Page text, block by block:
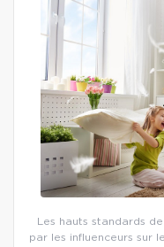
Les hauts standards
par les influenceurs sur